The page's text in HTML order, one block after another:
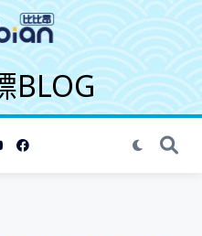
BLOG